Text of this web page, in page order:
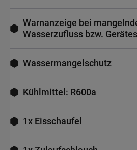
Warnanzeige bei
Wasserzufluss bzw.
Wassermangelschutz
Kühlmittel: R600a
1x Eisschaufel